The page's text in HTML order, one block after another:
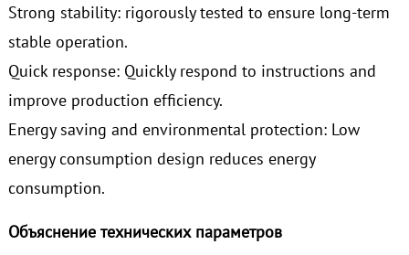
Strong stability: rigorously tested to ensure long-term
stable operation.
Quick response: Quickly respond to instructions and
improve production efficiency.
Energy saving and environmental protection: Low
energy consumption design reduces energy
consumption.
Объяснение технических параметров